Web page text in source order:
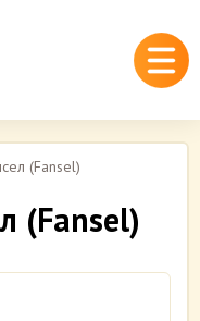
(Fansel)
(Fansel)